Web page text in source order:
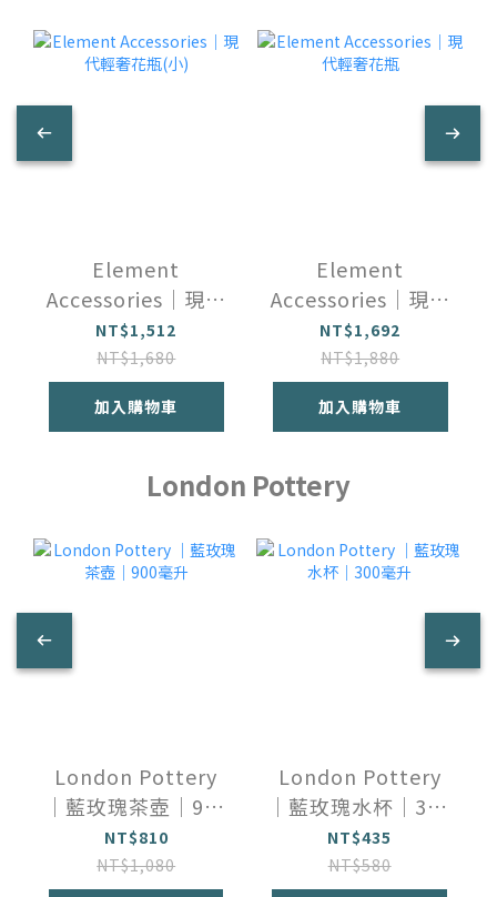
Element
Accessories｜現代
輕奢花瓶(小)
NT$1,512
NT$1,680
加入購物車
Element
Accessories｜現代
輕奢花瓶
NT$1,692
NT$1,880
加入購物車
London Pottery
London Pottery
｜藍玫瑰茶壺｜900
毫升
NT$810
NT$1,080
London Pottery
｜藍玫瑰水杯｜300
毫升
NT$435
NT$580